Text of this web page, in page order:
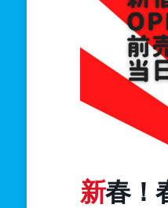
新春